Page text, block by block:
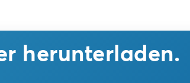
herunterladen.